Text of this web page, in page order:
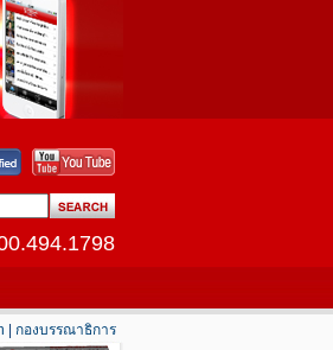
ลายร้อน....Hot News : เตือนอเมริกันในตะวันออกกลาง
กองบรรณาธิการ